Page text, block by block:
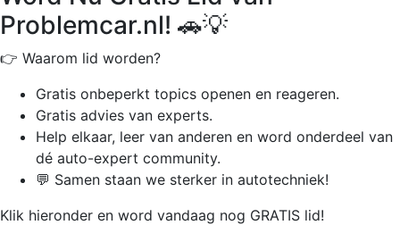
Problemcar.nl! 🚗💡
👉 Waarom lid worden?
Gratis onbeperkt topics openen en reageren.
Gratis advies van experts.
Help elkaar, leer van anderen en word onderdeel van
dé auto-expert community.
💬 Samen staan we sterker in autotechniek!
Klik hieronder en word vandaag nog GRATIS lid!